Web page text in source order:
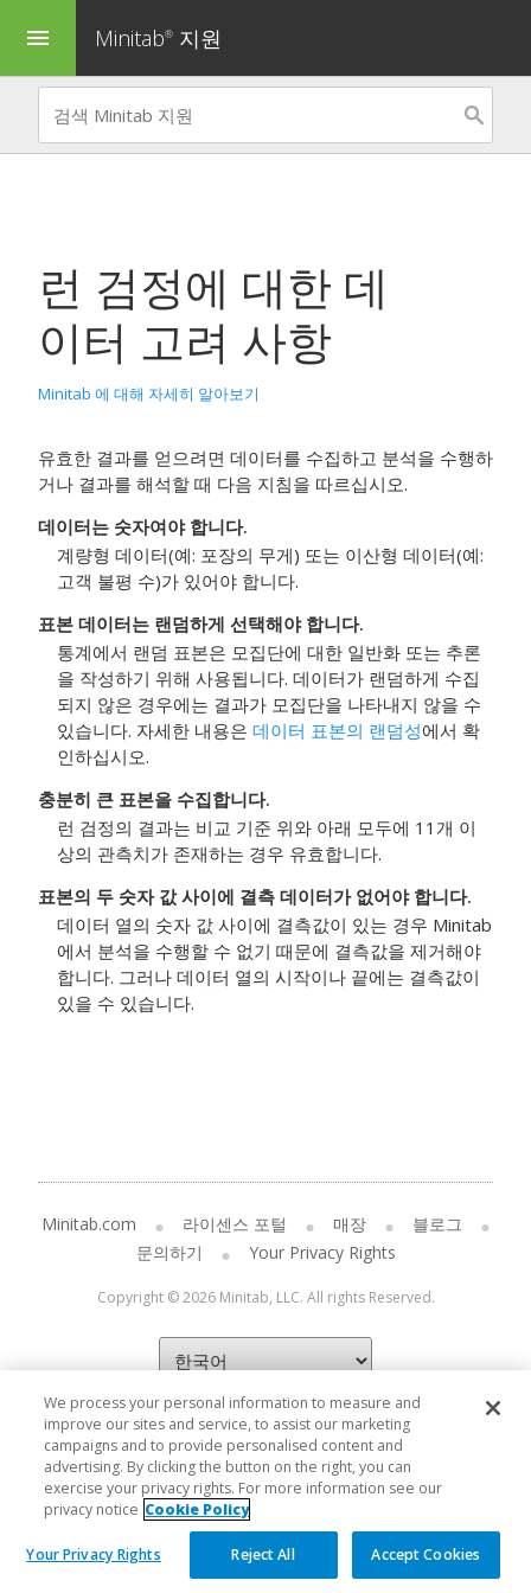
menu Minitab® 지원
런 검정에 대한 데
이터 고려 사항
Minitab 에 대해 자세히 알아보기
유효한 결과를 얻으려면 데이터를 수집하고 분석을 수행하
거나 결과를 해석할 때 다음 지침을 따르십시오.
데이터는 숫자여야 합니다.
계량형 데이터(예: 포장의 무게) 또는 이산형 데이터(예:
고객 불평 수)가 있어야 합니다.
표본 데이터는 랜덤하게 선택해야 합니다.
통계에서 랜덤 표본은 모집단에 대한 일반화 또는 추론
을 작성하기 위해 사용됩니다. 데이터가 랜덤하게 수집
되지 않은 경우에는 결과가 모집단을 나타내지 않을 수
있습니다. 자세한 내용은 데이터 표본의 랜덤성에서 확
인하십시오.
충분히 큰 표본을 수집합니다.
런 검정의 결과는 비교 기준 위와 아래 모두에 11개 이
상의 관측치가 존재하는 경우 유효합니다.
표본의 두 숫자 값 사이에 결측 데이터가 없어야 합니다.
데이터 열의 숫자 값 사이에 결측값이 있는 경우 Minitab
에서 분석을 수행할 수 없기 때문에 결측값을 제거해야
합니다. 그러나 데이터 열의 시작이나 끝에는 결측값이
있을 수 있습니다.
Minitab.com 라이센스 포털 매장
블로그
문의하기
Your Privacy Rights
Copyright © 2026 Minitab, LLC. All rights Reserved.
We process your personal information to measure and
improve our sites and service, to assist our marketing
campaigns and to provide personalised content and
advertising. By clicking the button on the right, you can
exercise your privacy rights. For more information see our
privacy notice Cookie Policy
Your Privacy Rights Reject All Accept Cookies